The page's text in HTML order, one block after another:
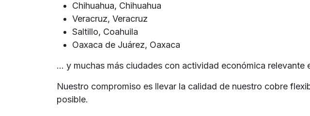
Chihuahua, Chihuahua
Veracruz, Veracruz
Saltillo, Coahuila
Oaxaca de Juárez, Oaxaca
... y muchas más ciudades con actividad económica relevante
Nuestro compromiso es llevar la calidad de nuestro cobre
posible.